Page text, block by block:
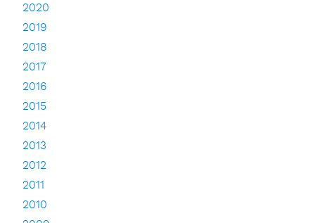
2020
2019
2018
2017
2016
2015
2014
2013
2012
2011
2010